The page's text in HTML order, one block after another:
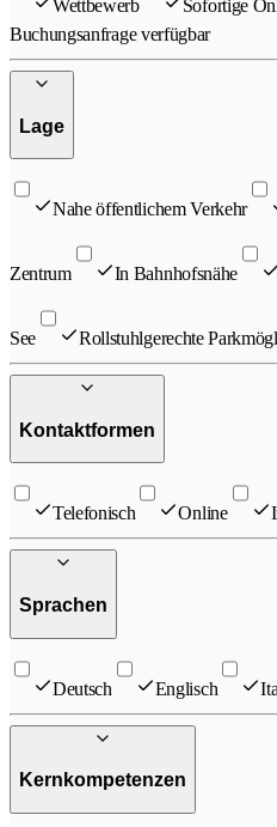
Wettbewerb Sofortige
Buchungsanfrage verfügbar
Lage
Nahe öffentlichem Verkehr
Zentrum In Bahnhofsnähe
See Rollstuhlgerechte
Kontaktformen
Telefonisch Online
Sprachen
Deutsch Englisch
Kernkompetenzen